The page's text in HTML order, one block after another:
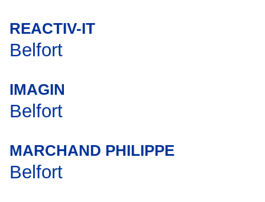
REACTIV-IT
Belfort
IMAGIN
Belfort
MARCHAND PHILIPPE
Belfort